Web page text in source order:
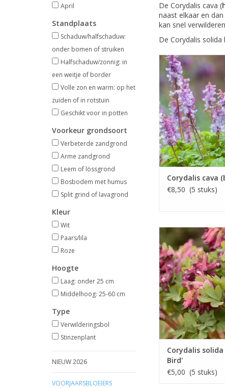
April
Standplaats
Schaduw/halfschaduw:
onder bomen of struiken
Halfschaduw/zonnig: in
een weitje of border
Volle zon en warm: op het
zuiden of in rotstuin
Geschikt voor in potten
Voorkeur grondsoort
Verbeterde zandgrond
Arme zandgrond
Leem of lössgrond
Bosbodem met humus
Split grind of lavagrond
Kleur
Wit
Paars/lila
Roze
Hoogte
Laag: onder 25 cm
Middelhoog: 25-60 cm
Type
Verwilderingsbol
Stinzenplant
NIEUW 2026
VOORJAARSBLOEIERS
De Corydalis cava (
naast elkaar en
kan snel
De Corydalis
Holwortel,
April, paars of
Een prachtige
INFO EN
Corydalis cava
€8,50 (5 stuks)
Paarse
April, paars,
INFO EN
Corydalis
Bird'
€5,00 (5 stuks)